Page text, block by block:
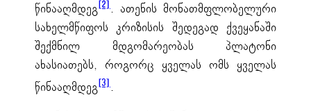
წინააღმდეგ [2] . ათენის მონათმფლობელური
სახელმწიფოს კრიზისის შედეგად ქვეყანაში
შექმნილ მდგომარეობას პლატონი
ახასიათებს, როგორც ყველას ომს ყველას
წინააღმდეგ [3] .